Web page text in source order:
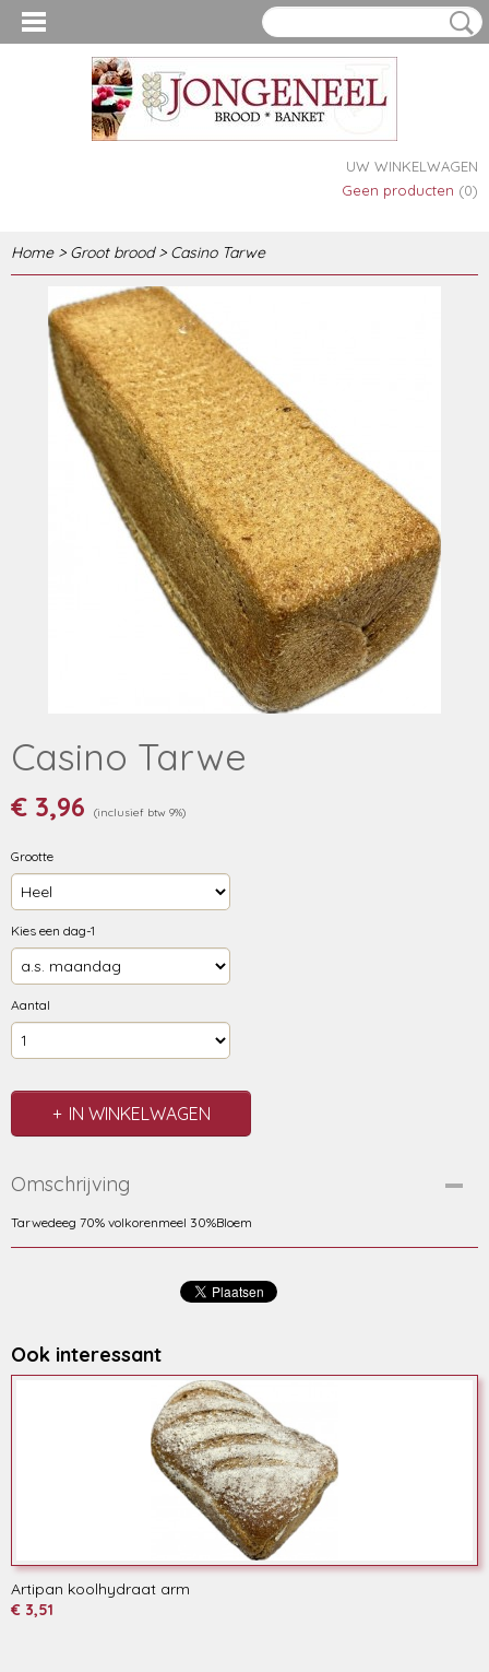
UW WINKELWAGEN
Geen producten (0)
Home> Groot brood> Casino Tarwe
Casino Tarwe
€ 3,96 (inclusief btw 9%)
Grootte
Kies een dag-1
Aantal
IN WINKELWAGEN
Omschrijving
Tarwedeeg 70% volkorenmeel 30%Bloem
Ook interessant
Artipan koolhydraat arm
€ 3,51